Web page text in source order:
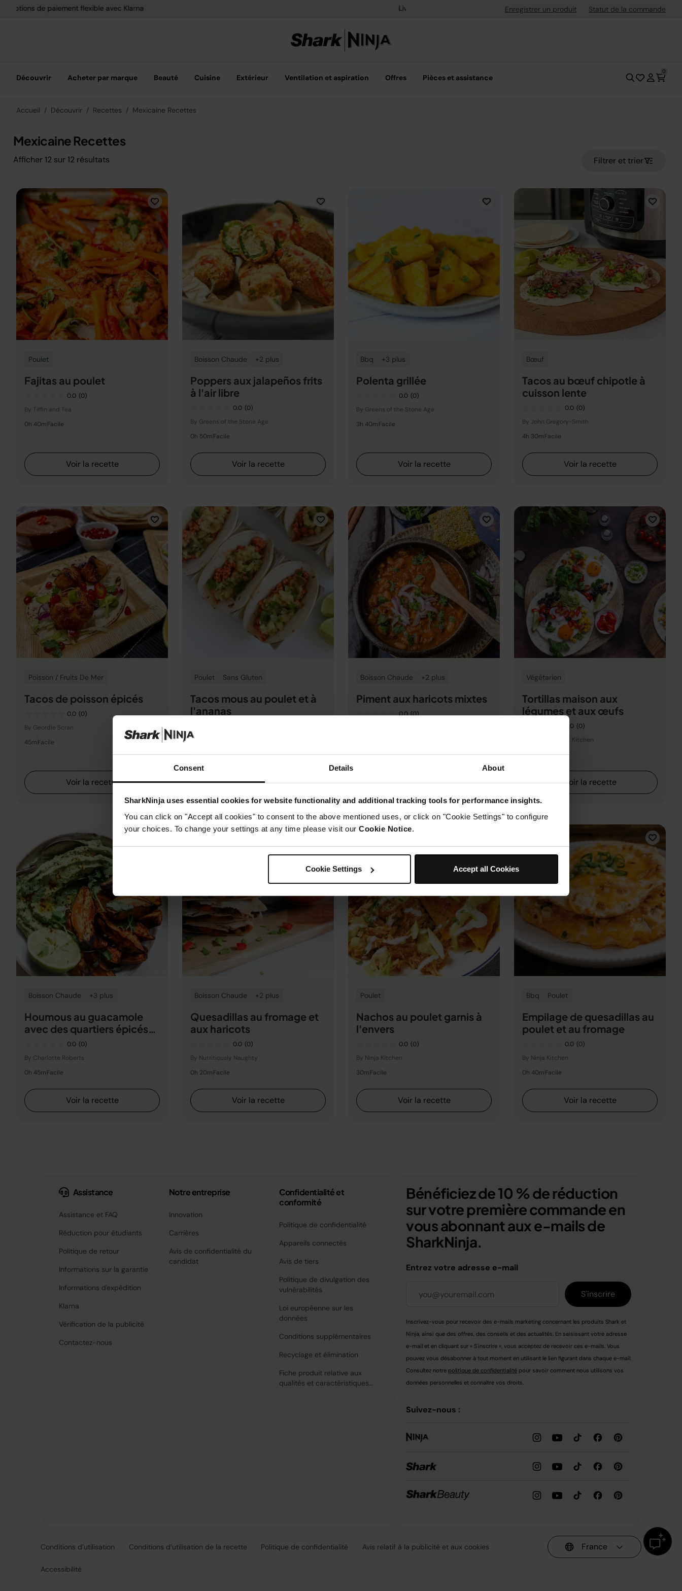
Consent Details About
SharkNinja uses essential cookies for website functionality and additional tracking tools for performance insights.
You can click on "Accept all cookies" to consent to the above mentioned uses, or click on "Cookie Settings" to configure
your choices. To change your settings at any time please visit our Cookie Notice.
Cookie Settings Accept all Cookies
Livraison gratuite dès 40 € d'achat Retours gratuits jusqu'à 30 jours après l'achat
Enregistrer un produit Statut de la commande
Découvrir Acheter par marque Beauté Cuisine Extérieur Ventilation et aspiration Offres Pièces et assistance
0
Accueil Découvrir Recettes Mexicaine Recettes
Mexicaine Recettes
Afficher 12 sur 12 résultats Filtrer et trier
Poulet
Fajitas au poulet
0.0 (0)
By Tiffin and Tea
0h 40mFacile
Voir la recette
Boisson Chaude +2 plus
Poppers aux jalapeños frits
à l'air libre
0.0 (0)
By Greens of the Stone Age
0h 50mFacile
Voir la recette
Bbq +3 plus
Polenta grillée
0.0 (0)
By Greens of the Stone Age
3h 40mFacile
Voir la recette
Bœuf
Tacos au bœuf chipotle à
cuisson lente
0.0 (0)
By John Gregory-Smith
4h 30mFacile
Voir la recette
Poisson / Fruits De Mer
Tacos de poisson épicés
0.0 (0)
By Geordie Scran
45mFacile
Voir la recette
Poulet Sans Gluten
Tacos mous au poulet et à
l'ananas
By Nutritiously Naughty
0h 25mFacile
Voir la recette
Boisson Chaude +2 plus
Piment aux haricots mixtes
0.0 (0)
Voir la recette
Végétarien
Tortillas maison aux
légumes et aux œufs
0.0 (0)
By Ania's Vibrant Kitchen
0h 15mFacile
Voir la recette
Boisson Chaude +3 plus
Houmous au guacamole
avec des quartiers épicés
0.0 (0)
By Charlotte Roberts
0h 45mFacile
Voir la recette
Boisson Chaude +2 plus
Quesadillas au fromage et
aux haricots
0.0 (0)
By Nutritiously Naughty
0h 20mFacile
Voir la recette
Poulet
Nachos au poulet garnis à
l'envers
0.0 (0)
By Ninja Kitchen
30mFacile
Voir la recette
Bbq Poulet
Empilage de quesadillas au
poulet et au fromage
0.0 (0)
By Ninja Kitchen
0h 40mFacile
Voir la recette
Assistance
Assistance et FAQ
Réduction pour étudiants
Politique de retour
Informations sur la garantie
Informations d'expédition
Klarna
Vérification de la publicité
Contactez-nous
Notre entreprise
Innovation
Carrières
Avis de confidentialité du
candidat
Confidentialité et
conformité
Politique de confidentialité
Appareils connectés
Avis de tiers
Politique de divulgation des
vulnérabilités
Loi européenne sur les
données
Conditions supplémentaires
Recyclage et élimination
Fiche produit relative aux
qualités et caractéristiques
Bénéficiez de 10 % de réduction
sur votre première commande en
vous abonnant aux e-mails de
SharkNinja.
Entrez votre adresse e-mail
S'inscrire
Inscrivez-vous pour recevoir des e-mails marketing concernant les produits Shark et
Ninja, ainsi que des offres, des conseils et des actualités. En saisissant votre adresse
e-mail et en cliquant sur « S'inscrire », vous acceptez de recevoir ces e-mails. Vous
pouvez vous désabonner à tout moment en utilisant le lien figurant dans chaque e-mail.
Consultez notre politique de confidentialité pour savoir comment nous utilisons vos
données personnelles et connaître vos droits.
Suivez-nous :
Conditions d’utilisation Conditions d’utilisation de la recette Politique de confidentialité Avis relatif à la publicité et aux cookies
Accessibilité
France